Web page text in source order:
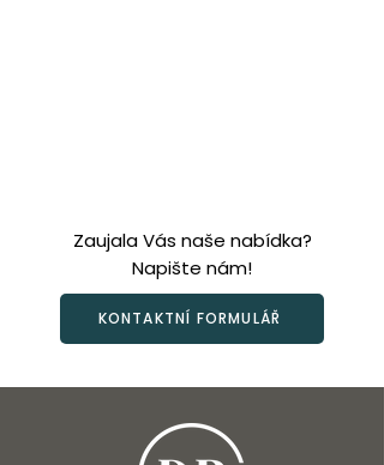
Zaujala Vás naše nabídka?
Napište nám!
KONTAKTNÍ FORMULÁŘ